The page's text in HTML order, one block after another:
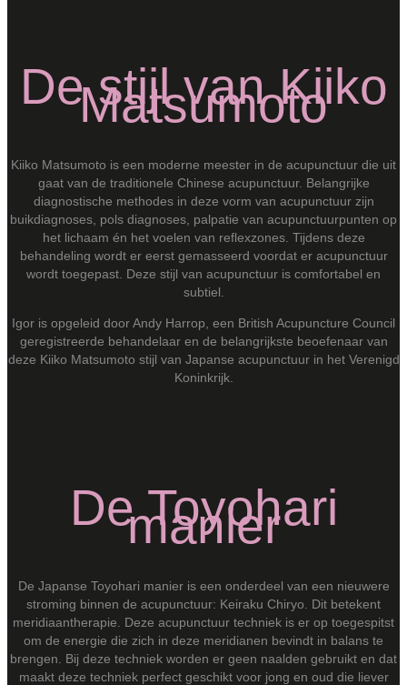
De stijl van Kiiko
Matsumoto
Kiiko Matsumoto is een moderne meester in de acupunctuur die uit
gaat van de traditionele Chinese acupunctuur. Belangrijke
diagnostische methodes in deze vorm van acupunctuur zijn
buikdiagnoses, pols diagnoses, palpatie van acupunctuurpunten op
het lichaam én het voelen van reflexzones. Tijdens deze
behandeling wordt er eerst gemasseerd voordat er acupunctuur
wordt toegepast. Deze stijl van acupunctuur is comfortabel en
subtiel.
Igor is opgeleid door Andy Harrop, een British Acupuncture Council
geregistreerde behandelaar en de belangrijkste beoefenaar van
deze Kiiko Matsumoto stijl van Japanse acupunctuur in het Verenigd
Koninkrijk.
De Toyohari
manier
De Japanse Toyohari manier is een onderdeel van een nieuwere
stroming binnen de acupunctuur: Keiraku Chiryo. Dit betekent
meridiaantherapie. Deze acupunctuur techniek is er op toegespitst
om de energie die zich in deze meridianen bevindt in balans te
brengen. Bij deze techniek worden er geen naalden gebruikt en dat
maakt deze techniek perfect geschikt voor jong en oud die liever